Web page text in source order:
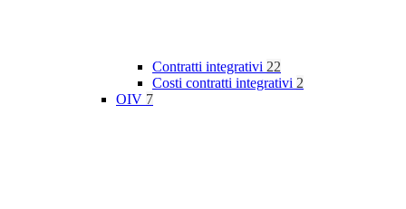
Contratti integrativi 22
Costi contratti integrativi 2
OIV 7